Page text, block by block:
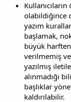
olabildiğince
yazım
başlamak,
büyük
verilmemiş
yazılmış
alınmadığı
başlıklar
kaldırılabilir.